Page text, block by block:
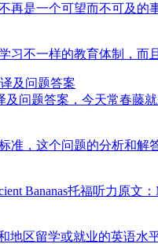
再是一个可望而不可及的
习不一样的教育体制，而
及问题答案
及问题答案，今天常春藤
准，这个问题的分析和解
Bananas托福听力原文
地区留学或就业的英语水